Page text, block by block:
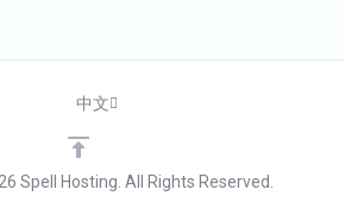
Spell Hosting. All Rights Reserved.
中文